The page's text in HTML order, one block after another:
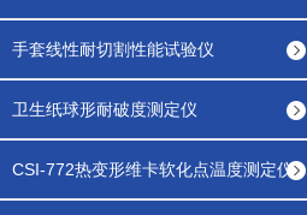
手套线性耐切割性能试验仪
卫生纸球形耐破度测定仪
CSI-772热变形维卡软化点温度测定仪